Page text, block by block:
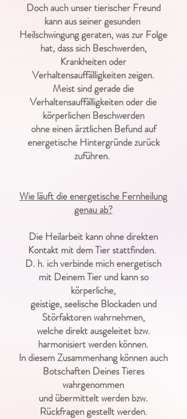
Doch auch unser tierischer Freund
kann aus seiner gesunden
Heilschwingung geraten, was zur Folge
hat, dass sich Beschwerden,
Krankheiten oder
Verhaltensauffälligkeiten zeigen.
Meist sind gerade die
Verhaltensauffälligkeiten oder die
körperlichen Beschwerden
ohne einen ärztlichen Befund auf
energetische Hintergründe zurück
zuführen.
Wie läuft die energetische Fernheilung
genau ab?
Die Heilarbeit kann ohne direkten
Kontakt mit dem Tier stattfinden.
D. h. ich verbinde mich energetisch
mit Deinem Tier und kann so
körperliche,
geistige, seelische Blockaden und
Störfaktoren wahrnehmen,
welche direkt ausgeleitet bzw.
harmonisiert werden können.
In diesem Zusammenhang können auch
Botschaften Deines Tieres
wahrgenommen
und übermittelt werden bzw.
Rückfragen gestellt werden.